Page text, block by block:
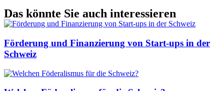
Das könnte Sie auch interessieren
Förderung und Finanzierung von Start-ups in der
Schweiz